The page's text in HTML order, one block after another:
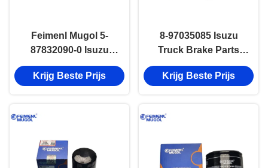
Feimenl Mugol 5-
87832090-0 Isuzu
achterrem schoen
voor ISUZU TFR 4JA1
Krijg Beste Prijs
8-97035085 Isuzu
Truck Brake Parts
NKR55 4JB1 100P
600P Front Brake
Krijg Beste Prijs